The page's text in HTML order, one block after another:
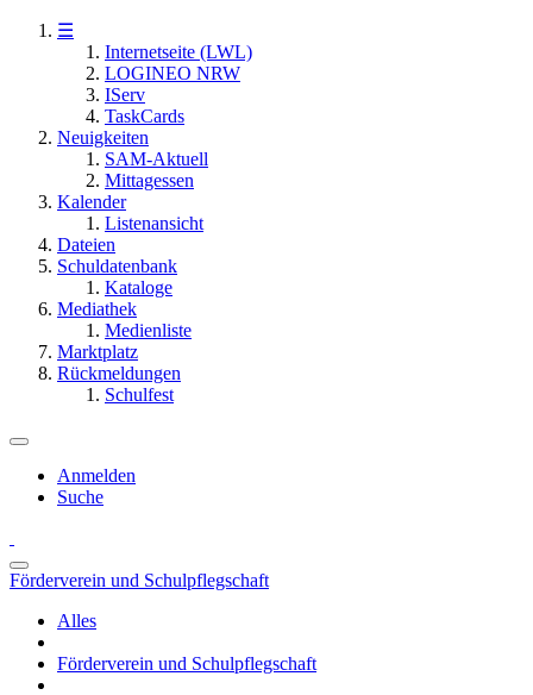
☰
Internetseite (LWL)
LOGINEO NRW
IServ
TaskCards
Neuigkeiten
SAM-Aktuell
Mittagessen
Kalender
Listenansicht
Dateien
Schuldatenbank
Kataloge
Mediathek
Medienliste
Marktplatz
Rückmeldungen
Schulfest
Anmelden
Suche
Förderverein und Schulpflegschaft
Alles
Förderverein und Schulpflegschaft